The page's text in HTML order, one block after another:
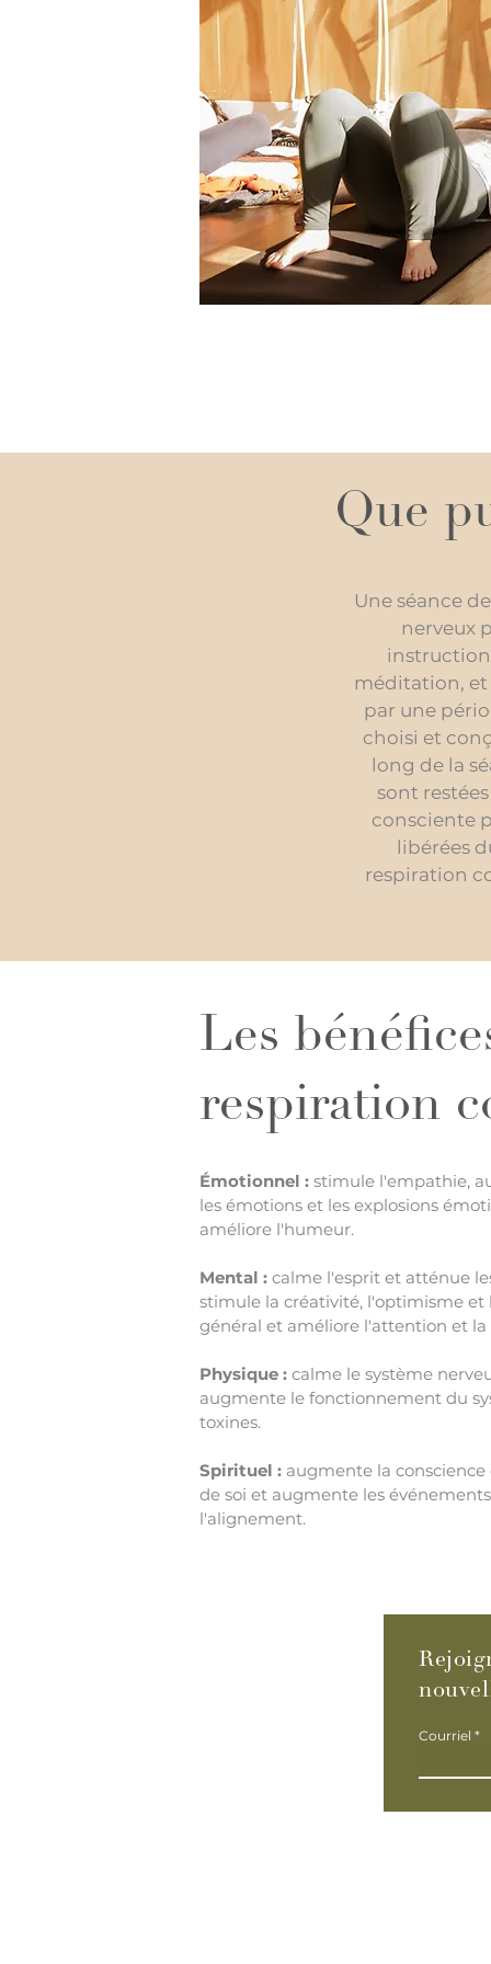
Que
Une séance
nerveux
méditation, et
par une
choisi et
long de la
sont
consciente
libérées
respiration
Les
respiration
Émotionnel : stimule l'empathie,
les émotions et les explosions
améliore l'humeur.
Mental : calme l'esprit et atténue
stimule la créativité, l'optimisme et
général et améliore l'attention et
Physique : calme le système
augmente le fonctionnement du
toxines.
Spirituel : augmente la
de soi et augmente les
l'alignement.
Courriel